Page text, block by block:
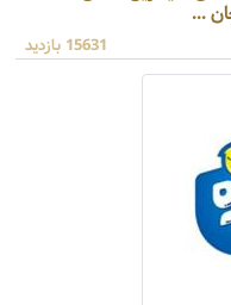
...
15631 بازدید